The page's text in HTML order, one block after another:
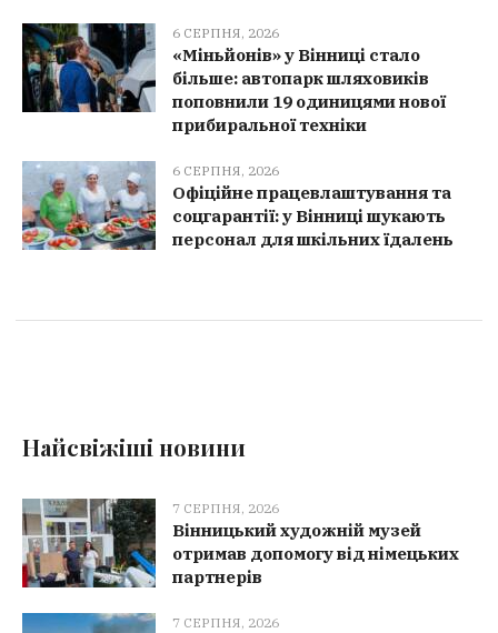
6 СЕРПНЯ, 2026
«Міньйонів» у Вінниці стало
більше: автопарк шляховиків
поповнили 19 одиницями нової
прибиральної техніки
6 СЕРПНЯ, 2026
Офіційне працевлаштування та
соцгарантії: у Вінниці шукають
персонал для шкільних їдалень
Найсвіжіші новини
7 СЕРПНЯ, 2026
Вінницький художній музей
отримав допомогу від німецьких
партнерів
7 СЕРПНЯ, 2026